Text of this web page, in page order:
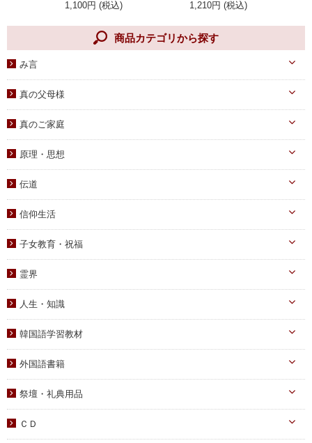
1,100円 (税込) 1,210円 (税込)
商品カテゴリから探す
み言
摂理のみ言
信仰のみ言
子女教育
信仰入門
祈祷文集
宣布・講演
真の父母様
生涯路程
自叙伝関連
真の父母様・その他
真のご家庭
原理・思想
勝共理論
伝道
統一運動
ブックレット
信仰生活
祝福・伝統
信仰の証し・教会史
聖歌・聖書
書写
子女教育・祝福
中高生向け
青年向け
二世祝福
父母向け
DVD
霊界
人生・知識
知識
宗教迫害
韓国語学習教材
外国語書籍
祭壇・礼典用品
ＣＤ